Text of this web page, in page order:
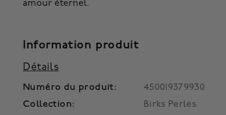
amour éternel.
Information produit
Détails
Numéro du produit:
450019379930
Collection:
Birks Perles